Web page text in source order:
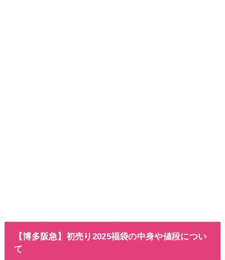
【博多阪急】初売り2025福袋の中身や値段につい
て